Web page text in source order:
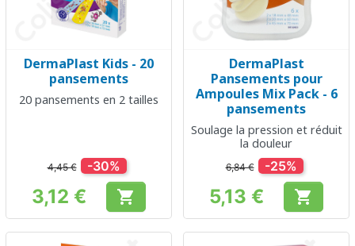
DermaPlast Kids - 20
pansements
20 pansements en 2 tailles
4,45 € -30%
Prix
3,12 € 
DermaPlast
Pansements pour
Ampoules Mix Pack - 6
pansements
Soulage la pression et réduit
la douleur
6,84 € -25%
Prix
5,13 € 